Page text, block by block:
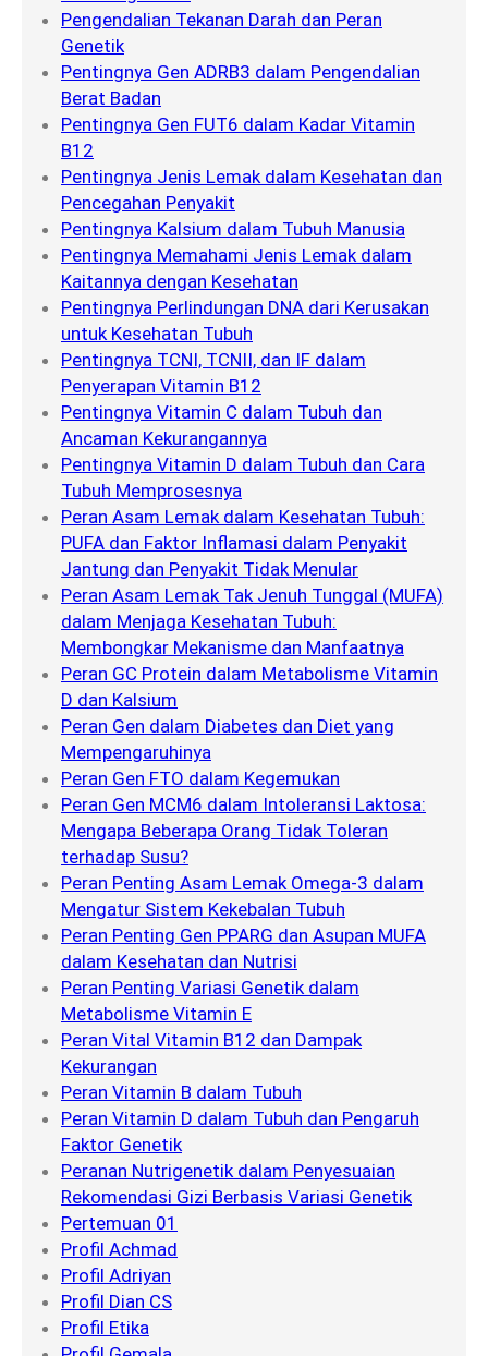
Pengendalian Tekanan Darah dan Peran
Genetik
Pentingnya Gen ADRB3 dalam Pengendalian
Berat Badan
Pentingnya Gen FUT6 dalam Kadar Vitamin
B12
Pentingnya Jenis Lemak dalam Kesehatan dan
Pencegahan Penyakit
Pentingnya Kalsium dalam Tubuh Manusia
Pentingnya Memahami Jenis Lemak dalam
Kaitannya dengan Kesehatan
Pentingnya Perlindungan DNA dari Kerusakan
untuk Kesehatan Tubuh
Pentingnya TCNI, TCNII, dan IF dalam
Penyerapan Vitamin B12
Pentingnya Vitamin C dalam Tubuh dan
Ancaman Kekurangannya
Pentingnya Vitamin D dalam Tubuh dan Cara
Tubuh Memprosesnya
Peran Asam Lemak dalam Kesehatan Tubuh:
PUFA dan Faktor Inflamasi dalam Penyakit
Jantung dan Penyakit Tidak Menular
Peran Asam Lemak Tak Jenuh Tunggal (MUFA)
dalam Menjaga Kesehatan Tubuh:
Membongkar Mekanisme dan Manfaatnya
Peran GC Protein dalam Metabolisme Vitamin
D dan Kalsium
Peran Gen dalam Diabetes dan Diet yang
Mempengaruhinya
Peran Gen FTO dalam Kegemukan
Peran Gen MCM6 dalam Intoleransi Laktosa:
Mengapa Beberapa Orang Tidak Toleran
terhadap Susu?
Peran Penting Asam Lemak Omega-3 dalam
Mengatur Sistem Kekebalan Tubuh
Peran Penting Gen PPARG dan Asupan MUFA
dalam Kesehatan dan Nutrisi
Peran Penting Variasi Genetik dalam
Metabolisme Vitamin E
Peran Vital Vitamin B12 dan Dampak
Kekurangan
Peran Vitamin B dalam Tubuh
Peran Vitamin D dalam Tubuh dan Pengaruh
Faktor Genetik
Peranan Nutrigenetik dalam Penyesuaian
Rekomendasi Gizi Berbasis Variasi Genetik
Pertemuan 01
Profil Achmad
Profil Adriyan
Profil Dian CS
Profil Etika